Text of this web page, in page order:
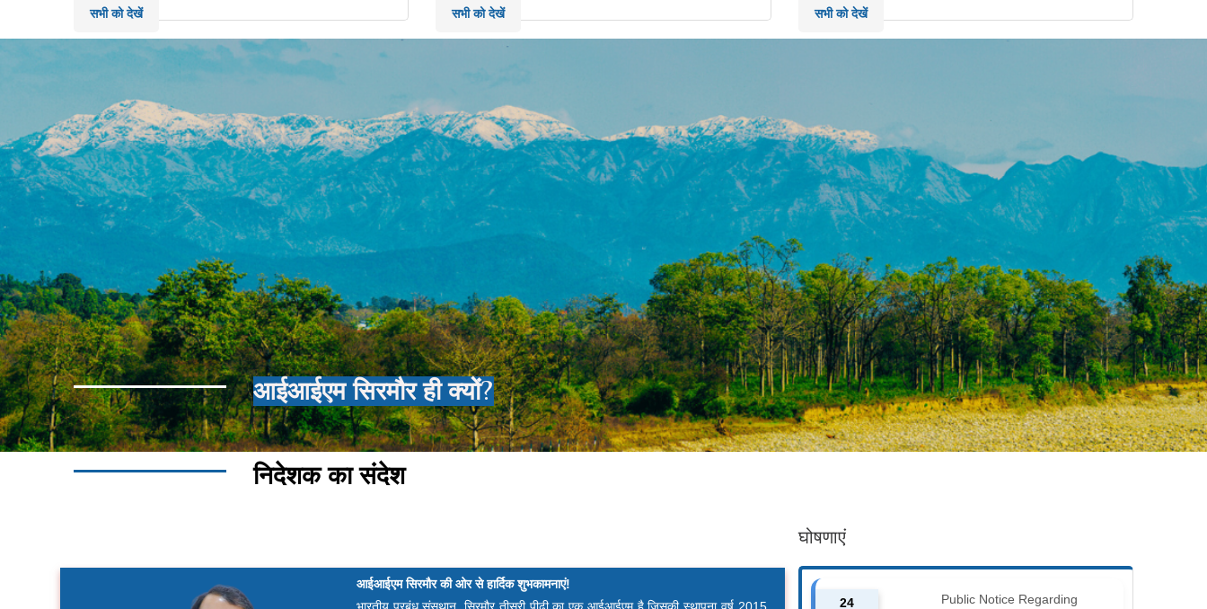
सभी को देखें सभी को देखें सभी को देखें
आईआईएम सिरमौर ही क्यों?
निदेशक का संदेश
आईआईएम सिरमौर की ओर से हार्दिक शुभकामनाएं!
भारतीय प्रबंध संसथान, सिरमौर तीसरी पीढ़ी का एक आईआईएम है जिसकी स्थापना वर्ष 2015
घोषणाएं
24 Public Notice Regarding